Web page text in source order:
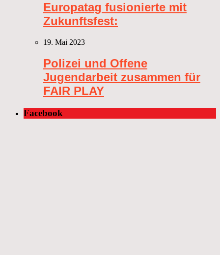
Europatag fusionierte mit
Zukunftsfest:
19. Mai 2023
Polizei und Offene
Jugendarbeit zusammen für
FAIR PLAY
Facebook